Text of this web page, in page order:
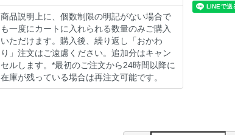
商品説明上に、個数制限の明記がない場合で
も一度にカートに入れられる数量のみご購入
いただけます。購入後、繰り返し「おかわ
り」注文はご遠慮ください。追加分はキャン
セルします。*最初のご注文から24時間以降に
在庫が残っている場合は再注文可能です。